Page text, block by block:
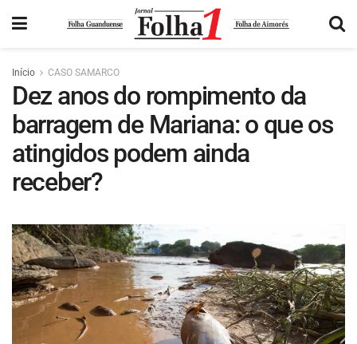
Início CASO SAMARCO
Dez anos do rompimento da
barragem de Mariana: o que os
atingidos podem ainda
receber?